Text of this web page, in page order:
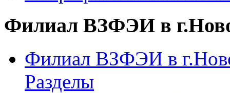
Филиал ВЗФЭИ в
Филиал ВЗФЭИ в
Разделы